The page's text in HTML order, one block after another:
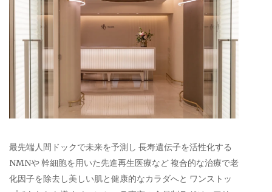
最先端人間ドックで未来を予測し 長寿遺伝子を活性化する
NMNや 幹細胞を用いた先進再生医療など 複合的な治療で老
化因子を除去し美しい肌と健康的なカラダへと ワンストッ